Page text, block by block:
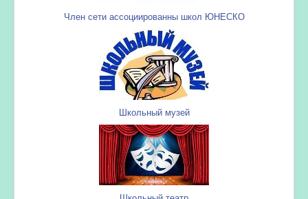
Член сети ассоциированны школ ЮНЕСКО
Школьный музей